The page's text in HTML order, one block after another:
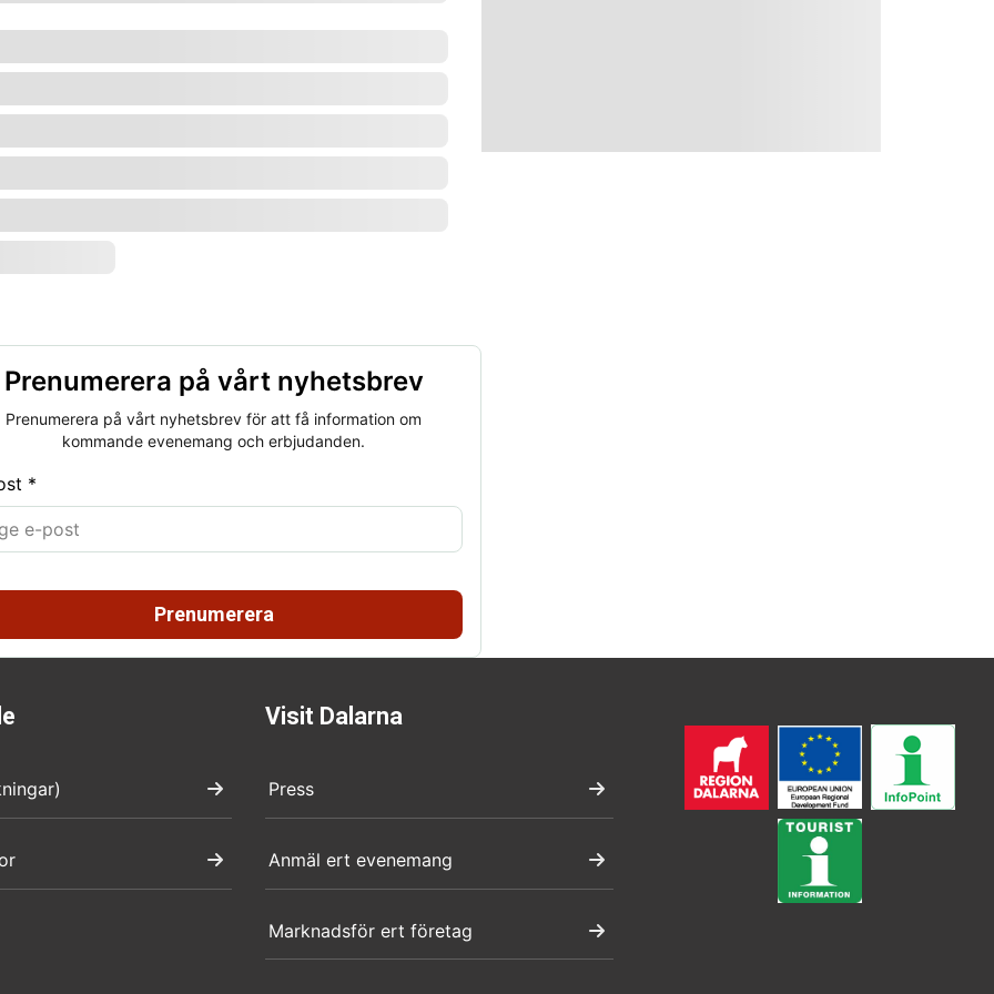
Prenumerera på vårt nyhetsbrev
Prenumerera på vårt nyhetsbrev för att få information om
kommande evenemang och erbjudanden.
*
Prenumerera
Visit Dalarna
Press
Anmäl ert evenemang
Marknadsför ert företag